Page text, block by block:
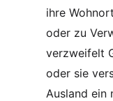
ihre
oder zu
verzweifelt
oder sie
Ausland ein